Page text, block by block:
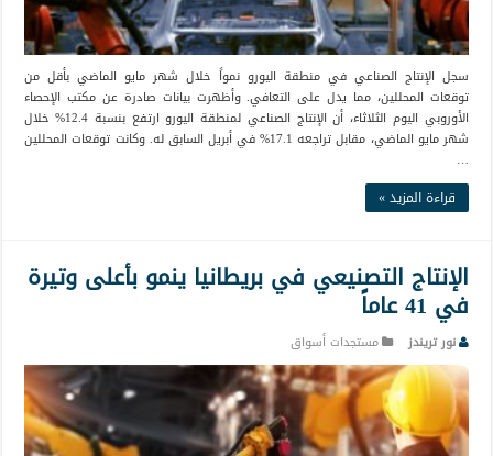
سجل الإنتاج الصناعي في منطقة اليورو نمواً خلال شهر مايو الماضي بأقل من
توقعات المحللين، مما يدل على التعافي. وأظهرت بيانات صادرة عن مكتب الإحصاء
الأوروبي اليوم الثلاثاء، أن الإنتاج الصناعي لمنطقة اليورو ارتفع بنسبة 12.4% خلال
شهر مايو الماضي، مقابل تراجعه 17.1% في أبريل السابق له. وكانت توقعات المحللين
…
قراءة المزيد »
الإنتاج التصنيعي في بريطانيا ينمو بأعلى وتيرة
في 41 عاماً
نور تريندز مستجدات أسواق